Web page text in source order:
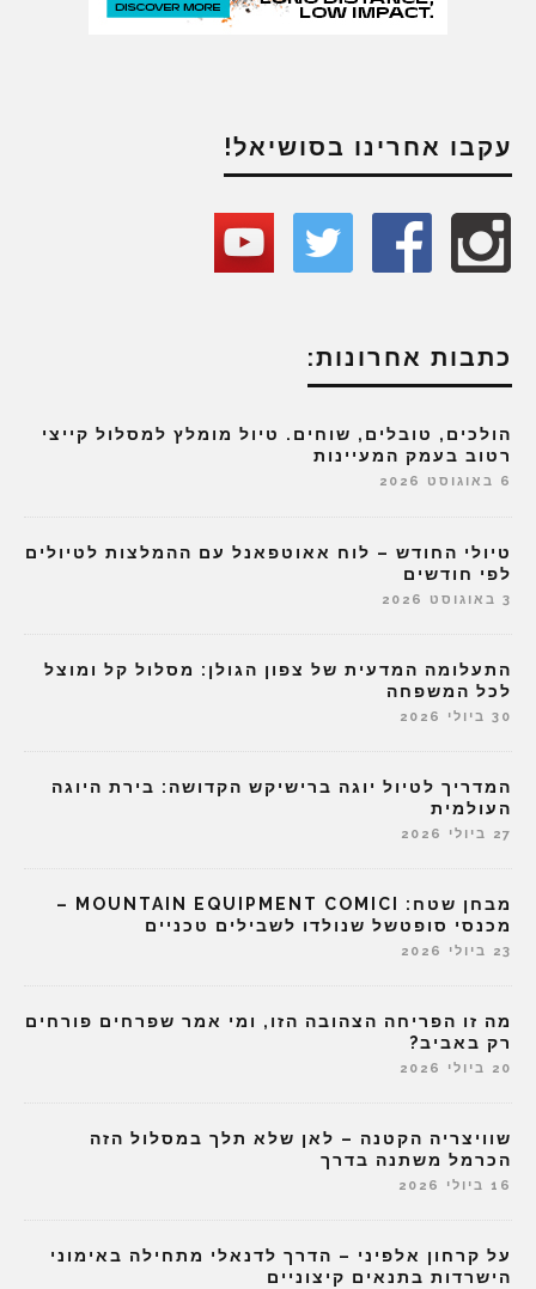
עקבו אחרינו בסושיאל!
כתבות אחרונות:
הולכים, טובלים, שוחים. טיול מומלץ למסלול קייצי
רטוב בעמק המעיינות
6 באוגוסט 2026
טיולי החודש – לוח אאוטפאנל עם ההמלצות לטיולים
לפי חודשים
3 באוגוסט 2026
התעלומה המדעית של צפון הגולן: מסלול קל ומוצל
לכל המשפחה
30 ביולי 2026
המדריך לטיול יוגה ברישיקש הקדושה: בירת היוגה
העולמית
27 ביולי 2026
מבחן שטח: MOUNTAIN EQUIPMENT COMICI –
מכנסי סופטשל שנולדו לשבילים טכניים
23 ביולי 2026
מה זו הפריחה הצהובה הזו, ומי אמר שפרחים פורחים
רק באביב?
20 ביולי 2026
שוויצריה הקטנה – לאן שלא תלך במסלול הזה
הכרמל משתנה בדרך
16 ביולי 2026
על קרחון אלפיני – הדרך לדנאלי מתחילה באימוני
הישרדות בתנאים קיצוניים